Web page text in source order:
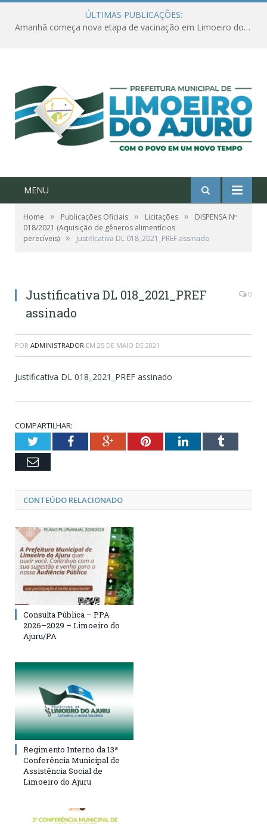
ÚLTIMAS PUBLICAÇÕES:
Amanhã começa nova etapa de vacinação em Limoeiro do Ajuru para idosos com 65 ou mais
MENU
Home » Publicações Oficiais » Licitações »
DISPENSA Nº
018/2021 (Aquisição de gêneros alimentícios
perecíveis) » Justificativa DL 018_2021_PREF assinado
Justificativa DL 018_2021_PREF
assinado
0
POR ADMINISTRADOR EM 25 DE MAIO DE 2021
Justificativa DL 018_2021_PREF assinado
COMPARTILHAR:
TwitterFacebookGoogle+PinterestLinkedInTumblr
Email
CONTEÚDO RELACIONADO
Consulta Pública – PPA
2026–2029 – Limoeiro do
Ajuru/PA
Regimento Interno da 13ª
Conferência Municipal de
Assistência Social de
Limoeiro do Ajuru